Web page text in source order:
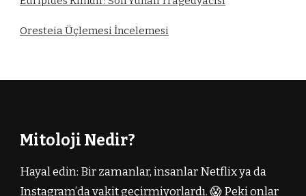
Oresteia Üçlemesi İncelemesi
Mitoloji Nedir?
Hayal edin: Bir zamanlar, insanlar Netflix ya da
Instagram’da vakit geçirmiyorlardı. 😱 Peki onlar